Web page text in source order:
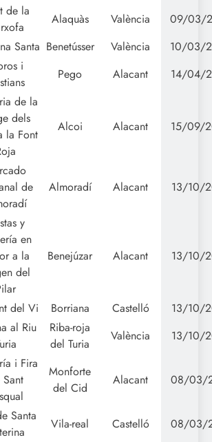
de la
Alaquàs València
09/03/
Santa Benetússer València
10/03/
i
Pego Alacant
14/04/
de la
dels
la Font
Alcoi Alacant 15/09/
de
Almoradí Alacant 13/10/
y
en
a la
del
Benejúzar Alacant 13/10/
del Vi Borriana Castelló
13/10/
al Riu
Riba-roja
del Turia
València
13/10/
i Fira
Monforte
del Cid
Alacant 08/03/
Santa
Vila-real Castelló
08/03/